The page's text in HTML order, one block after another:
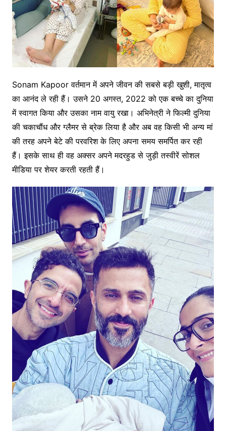
Sonam Kapoor वर्तमान में अपने जीवन की सबसे बड़ी खुशी, मातृत्व
का आनंद ले रही हैं। उसने 20 अगस्त, 2022 को एक बच्चे का दुनिया
में स्वागत किया और उसका नाम वायु रखा। अभिनेत्री ने फिल्मी दुनिया
की चकाचौंध और ग्लैमर से ब्रेक लिया है और अब वह किसी भी अन्य मां
की तरह अपने बेटे की परवरिश के लिए अपना समय समर्पित कर रही
हैं। इसके साथ ही वह अक्सर अपने मदरहुड से जुड़ी तस्वीरें सोशल
मीडिया पर शेयर करती रहती हैं।